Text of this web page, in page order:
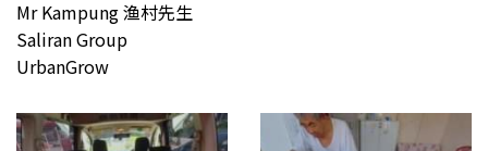
Mr Kampung 渔村先生
Saliran Group
UrbanGrow